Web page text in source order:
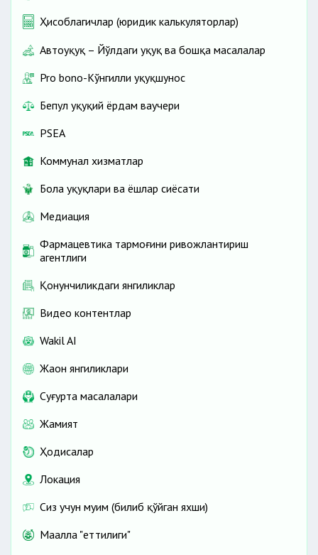
Ҳисоблагичлар (юридик калькуляторлар)
Автоҳуқуқ – Йўлдаги ҳуқуқ ва бошқа масалалар
Pro bono-Кўнгилли ҳуқуқшунос
Бепул ҳуқуқий ёрдам ваучери
PSEA
Коммунал хизматлар
Бола ҳуқуқлари ва ёшлар сиёсати
Медиация
Фармацевтика тармоғини ривожлантириш
агентлиги
Қонунчиликдаги янгиликлар
Видео контентлар
Wakil AI
Жаҳон янгиликлари
Cуғурта масалалари
Жамият
Ҳодисалар
Локация
Сиз учун муҳим (билиб қўйган яхши)
Маҳалла "еттилиги"